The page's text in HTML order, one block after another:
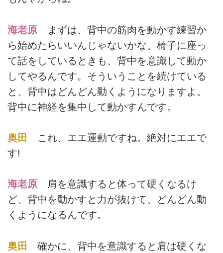
海老原 まずは、背中の筋肉を動かす練習か
ら始めたらいいんじゃないかな。椅子に座っ
て話をしているときも、背中を意識して動か
してやるんです。そういうことを続けている
と、背中はどんどん動くようになりますよ。
背中に神経を集中して動かすんです。
奥田
これ、エエ運動ですね。絶対にエエで
す!
海老原 肩を意識すると体って硬くなるけ
ど、背中を動かすと力が抜けて、どんどん動
くようになるんです。
奥田
確かに、背中を意識すると肩は硬くな